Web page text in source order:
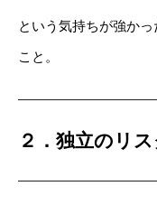
という気持ちが強かっ
こと。
２．独立のリ